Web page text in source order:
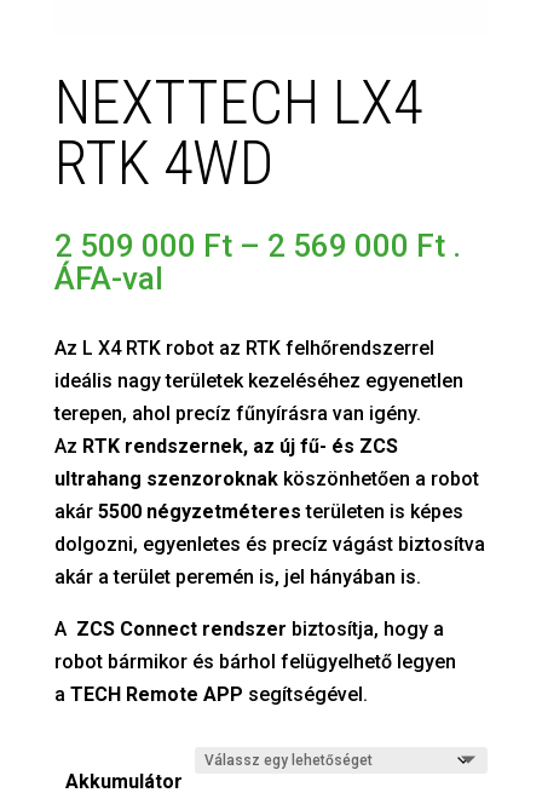
NEXTTECH LX4
RTK 4WD
2 509 000 Ft – 2 569 000 Ft
-
000 Ft
.
ÁFA-val
Az L X4 RTK robot az RTK felhőrendszerrel
ideális nagy területek kezeléséhez egyenetlen
terepen, ahol precíz fűnyírásra van igény.
Az RTK rendszernek, az új fű- és ZCS
ultrahang szenzoroknakköszönhetően a robot
akár 5500 négyzetméteres területen is képes
dolgozni, egyenletes és precíz vágást biztosítva
akár a terület peremén is, jel hányában is.
A ZCS Connect rendszer biztosítja, hogy a
robot bármikor és bárhol felügyelhető legyen
a TECH Remote APP segítségével.
Akkumulátor